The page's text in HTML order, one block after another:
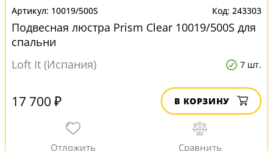
10019/500S 243303
Подвесная люстра Prism Clear 10019/500S для
спальни
Loft It (Испания)
7 шт.
17 700 ₽ В КОРЗИНУ